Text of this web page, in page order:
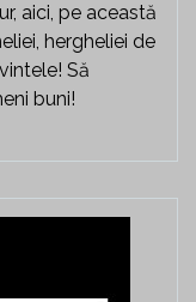
aici, pe această
hergheliei de
Să
buni!